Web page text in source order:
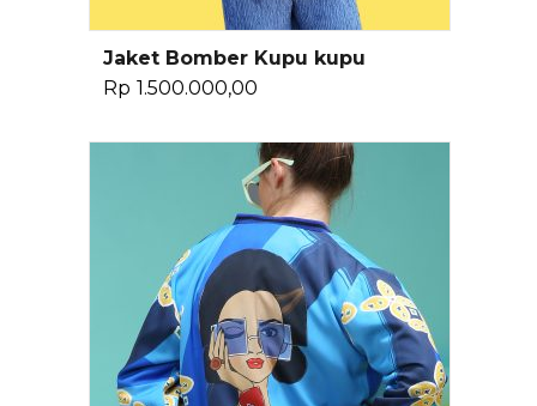
Pilih Opsi
Jaket Bomber Kupu kupu
Rp 1.500.000,00